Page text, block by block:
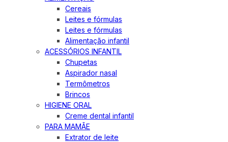
Cereais
Leites e fórmulas
Leites e fórmulas
Alimentação infantil
ACESSÓRIOS INFANTIL
Chupetas
Aspirador nasal
Termômetros
Brincos
HIGIENE ORAL
Creme dental infantil
PARA MAMÃE
Extrator de leite